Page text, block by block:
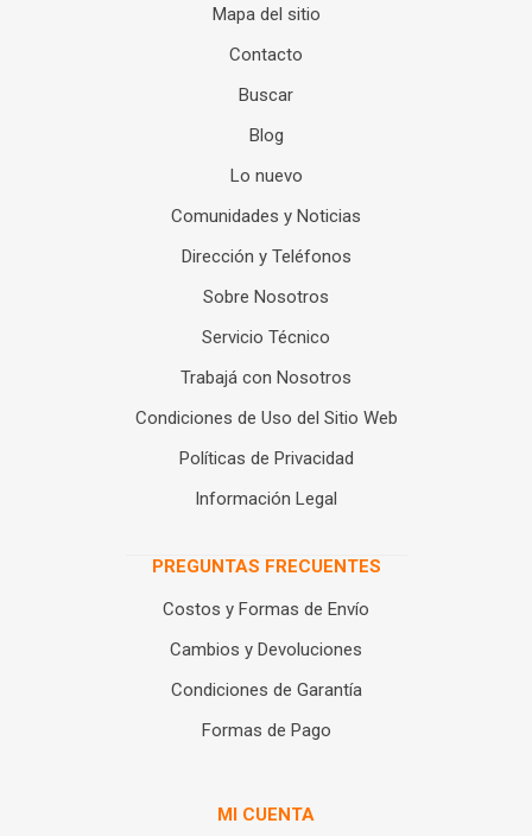
Mapa del sitio
Contacto
Buscar
Blog
Lo nuevo
Comunidades y Noticias
Dirección y Teléfonos
Sobre Nosotros
Servicio Técnico
Trabajá con Nosotros
Condiciones de Uso del Sitio Web
Políticas de Privacidad
Información Legal
PREGUNTAS FRECUENTES
Costos y Formas de Envío
Cambios y Devoluciones
Condiciones de Garantía
Formas de Pago
MI CUENTA